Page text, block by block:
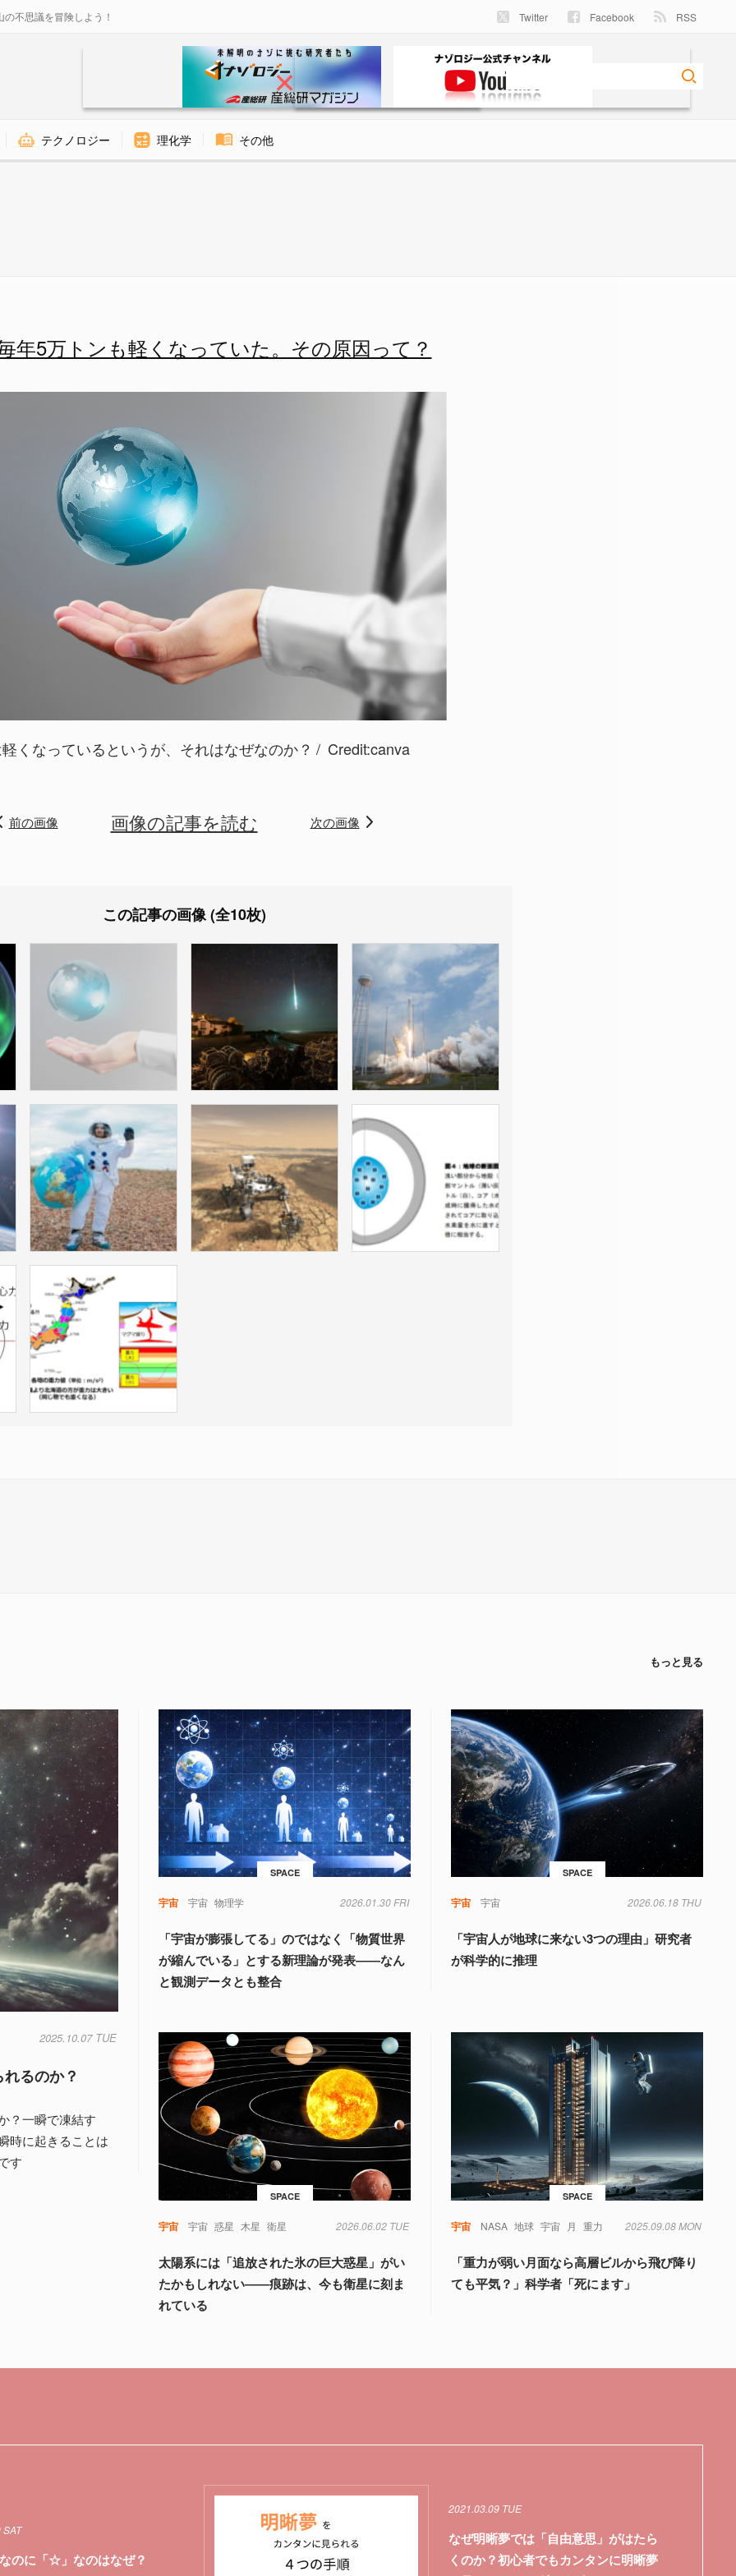
不思議を冒険しよう！ Twitter Facebook RSS
テクノロジー 理化学 その他
年5万トンも軽くなっていた。その原因って？
くなっているというが、それはなぜなのか？ Credit:canva
前の画像 画像の記事を読む 次の画像
この記事の画像 (全10枚)
もっと見る
2025.10.07 TUE
るのか？
？一瞬で凍結す
時に起きることは
す
SPACE
宇宙 宇宙 物理学 2026.01.30 FRI
「宇宙が膨張してる」のではなく「物質世界
が縮んでいる」とする新理論が発表――なん
と観測データとも整合
SPACE
宇宙 宇宙 2026.06.18 THU
「宇宙人が地球に来ない3つの理由」研究者
が科学的に推理
SPACE
宇宙 宇宙 惑星 木星 衛星 2026.06.02 TUE
太陽系には「追放された氷の巨大惑星」がい
たかもしれない――痕跡は、今も衛星に刻ま
れている
SPACE
宇宙 NASA 地球 宇宙 月 重力 2025.09.08 MON
「重力が弱い月面なら高層ビルから飛び降り
ても平気？」科学者「死にます」
のに「☆」なのはなぜ？
2021.03.09 TUE
なぜ明晰夢では「自由意思」がはたら
くのか？初心者でもカンタンに明晰夢